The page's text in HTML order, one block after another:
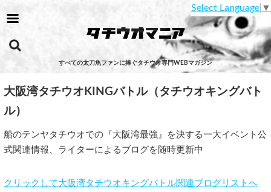
すべての太刀魚ファンに捧ぐタチウオ専門WEBマガジン
Select Language ▼
大阪湾タチウオKINGバトル（タチウオキングバト
ル）
船のテンヤタチウオでの『大阪湾最強』を決する一大イベント公
式関連情報、ライターによるブログを随時更新中
クリックして大阪湾タチウオキングバトル関連ブログリストへ